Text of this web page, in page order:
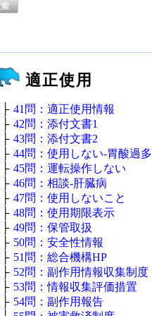
適正使用
├ 41問：適正使用情報
├ 42問：添付文書1
├ 43問：添付文書2
├ 44問：使用しない‐胃酸過多
├ 45問：運転操作しない
├ 46問：相談‐肝臓病
├ 47問：使用しないこと
├ 48問：使用期限表示
├ 49問：保管取扱
├ 50問：安全性情報
├ 51問：総合機構HP
├ 52問：副作用情報収集制度
├ 53問：情報収集評価措置
├ 54問：副作用報告